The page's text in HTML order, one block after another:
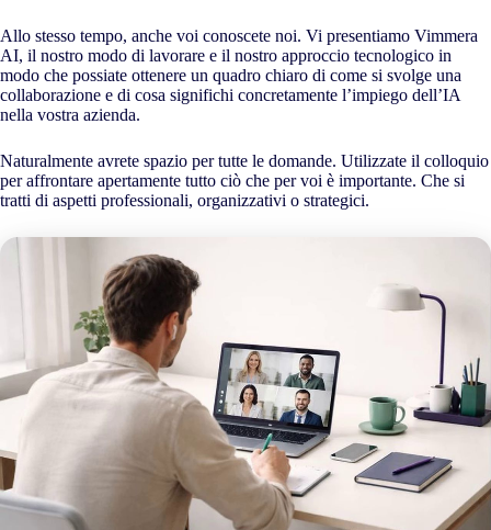
Allo stesso tempo, anche voi conoscete noi. Vi presentiamo Vimmera
AI, il nostro modo di lavorare e il nostro approccio tecnologico in
modo che possiate ottenere un quadro chiaro di come si svolge una
collaborazione e di cosa significhi concretamente l’impiego dell’IA
nella vostra azienda.
Naturalmente avrete spazio per tutte le domande. Utilizzate il colloquio
per affrontare apertamente tutto ciò che per voi è importante. Che si
tratti di aspetti professionali, organizzativi o strategici.